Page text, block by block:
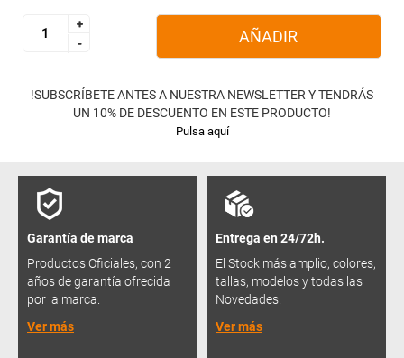
+
-
+
-
AÑADIR
!SUBSCRÍBETE ANTES A NUESTRA NEWSLETTER Y TENDRÁS
UN 10% DE DESCUENTO EN ESTE PRODUCTO!
Pulsa aquí
Garantía de marca
Productos Oficiales, con 2
años de garantía ofrecida
por la marca.
Ver más
Entrega en 24/72h.
El Stock más amplio, colores,
tallas, modelos y todas las
Novedades.
Ver más